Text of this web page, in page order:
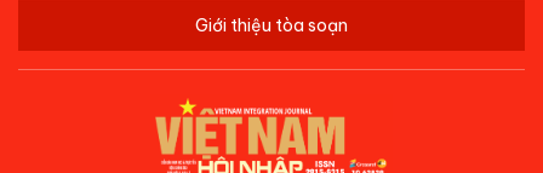
Giới thiệu tòa soạn